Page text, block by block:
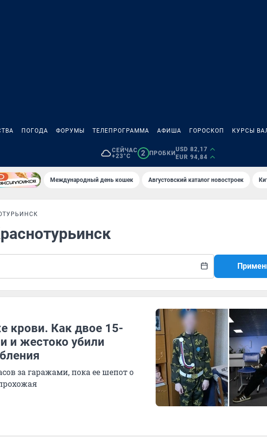
ПОГОДА ФОРУМЫ ТЕЛЕПРОГРАММА АФИША ГОРОСКОП КУРСЫ
СЕЙЧАС
+23°C
2 ПРОБКИ
USD 82,17
EUR 94,84
Международный день кошек Августовский каталог новостроек
крови. Как двое 15-
и жестоко убили
за гаражами, пока ее шепот о